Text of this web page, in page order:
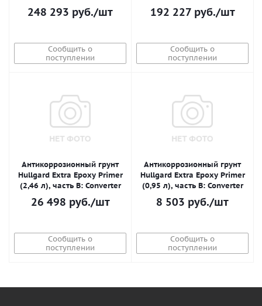
248 293 руб./шт
Сообщить о
поступлении
192 227руб./шт
Сообщить о
поступлении
Антикоррозионный грунт
Hullgard Extra Epoxy Primer
(2,46 л), часть B: Converter
26 498 руб./шт
Сообщить о
поступлении
Антикоррозионный грунт
Hullgard Extra Epoxy Primer
(0,95 л), часть B: Converter
8 503 руб./шт
Сообщить о
поступлении